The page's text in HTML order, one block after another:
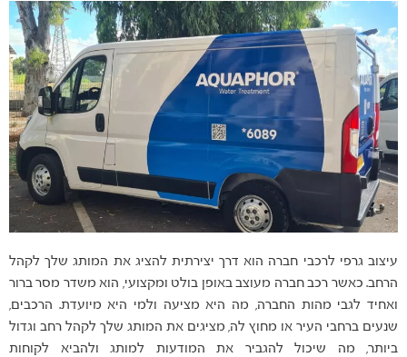
עיצוב גרפי לרכבי חברה הוא דרך יצירתית להציג את המותג שלך לקהל
הרחב. כאשר רכב חברה מעוצב באופן בולט ומקצועי, הוא משדר מסר ברור
ואחיד לגבי מהות החברה, מה היא מציעה ולמי היא מיועדת. הרכבים,
שנעים ברחבי העיר או מחוץ לה, מציגים את המותג שלך לקהל רחב וגדול
ביותר, מה שיכול להגביר את המודעות למותג ולהביא לקוחות